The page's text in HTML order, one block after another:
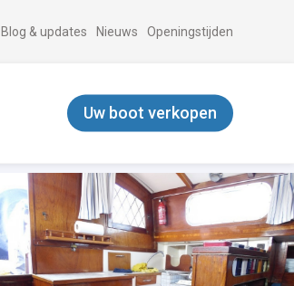
Blog & updates Nieuws Openingstijden
Uw boot verkopen